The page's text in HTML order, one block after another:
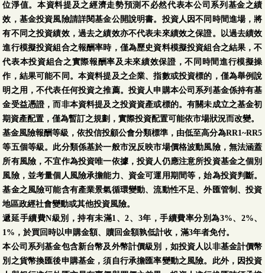
位淨值。本資料提及之經濟走勢預測不必然代表本公司系列基金之績
效，基金投資風險請詳閱基金公開說明書。投資人因不同時間進場，將
有不同之投資績效，過去之績效亦不代表未來績效之保證。以過去績效
進行模擬投資組合之報酬率時，僅為歷史資料模擬投資組合之結果，不
代表本投資組合之實際報酬率及未來績效保證，不同時間進行模擬操
作，結果可能不同。本資料提及之企業、指數或投資標的，僅為舉例說
明之用，不代表任何投資之推薦。投資人申購本公司系列基金係持有基
金受益憑證，而非本資料提及之投資資產或標的。有關未成立之基金初
期資產配置，僅為暫訂之規劃，實際投資配置可能依市場狀況而改變。
基金風險報酬等級，依投信投顧公會分類標準，由低至高分為RR1~RR5
等五個等級。此分類係基於一般市況反映市場價格波動風險，無法涵蓋
所有風險，不宜作為投資唯一依據，投資人仍應注意所投資基金之個別
風險，並考量個人風險承擔能力、資金可運用期間等，始為投資判斷。
基金之風險可能含有產業景氣循環變動、流動性不足、外匯管制、投資
地區政經社會變動或其他投資風險。
遞延手續費N級別，持有未滿1、2、3年，手續費率分別為3%、2%、
1%，於買回時以申購金額、贖回金額孰低計收，滿3年者免付。
本公司系列基金包含新台幣及外幣計價級別，如投資人以非基金計價幣
別之貨幣換匯後申購基金，須自行承擔匯率變動之風險。此外，因投資